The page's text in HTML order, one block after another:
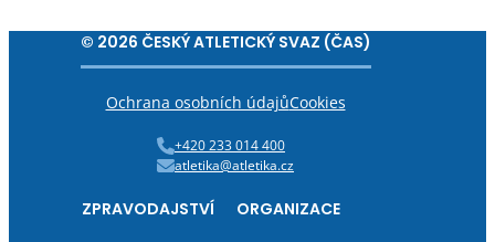
© 2026 ČESKÝ ATLETICKÝ SVAZ (ČAS)
Ochrana osobních údajůCookies
+420 233 014 400
atletika@atletika.cz
ZPRAVODAJSTVÍ ORGANIZACE